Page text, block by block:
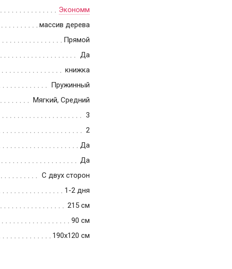
Экономм
массив дерева
Прямой
Да
книжка
Пружинный
Мягкий, Средний
3
2
Да
Да
С двух сторон
1-2 дня
215 см
90 см
190x120 см